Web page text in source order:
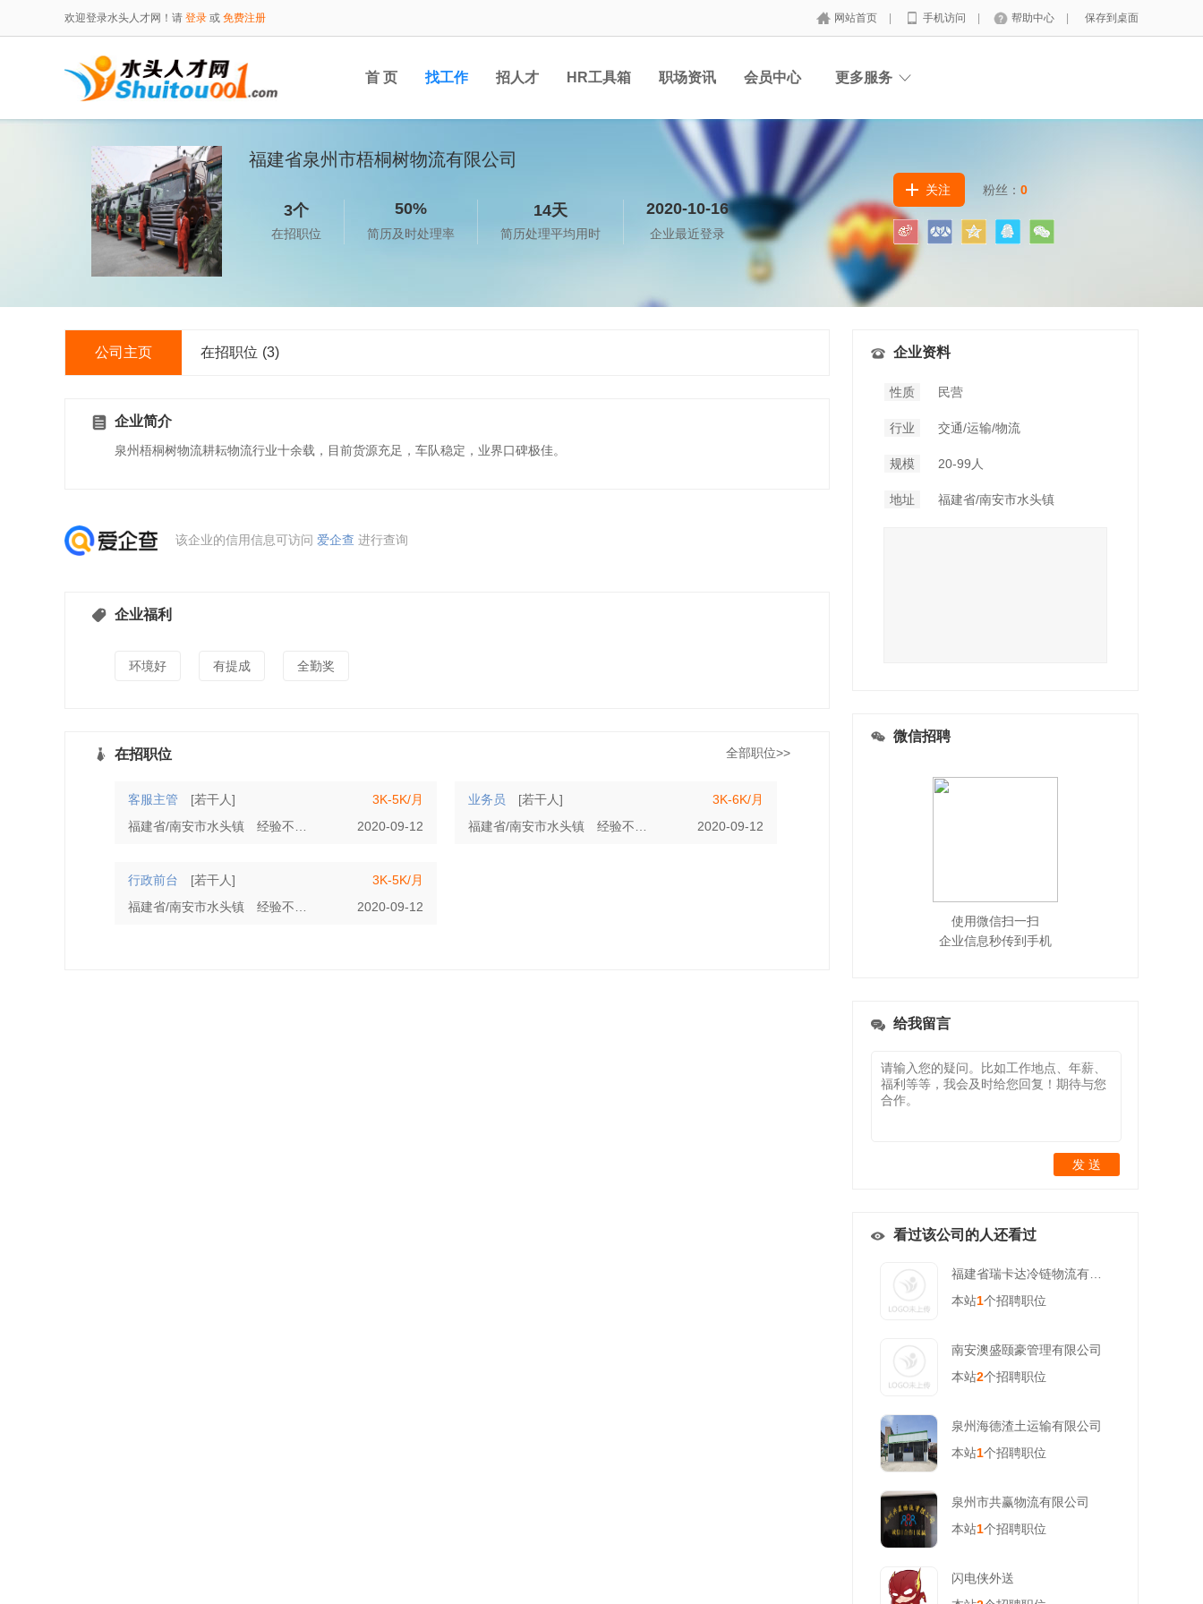
欢迎登录水头人才网！请 登录 或 免费注册 网站首页 手机访问 帮助中心 保存到桌面
首 页 找工作 招人才 HR工具箱 职场资讯 会员中心 更多服务
福建省泉州市梧桐树物流有限公司
3个
在招职位
50%
简历及时处理率
14天
简历处理平均用时
2020-10-16
企业最近登录
关注 粉丝： 0
公司主页 在招职位 (3)
企业简介
泉州梧桐树物流耕耘物流行业十余载，目前货源充足，车队稳定，业界口碑极佳。
该企业的信用信息可访问 爱企查 进行查询
企业福利
环境好 有提成 全勤奖
在招职位 全部职位>>
客服主管 [若干人]
3K-5K/月
福建省/南安市水头镇
经验不限 学历不限2020-09-12
业务员 [若干人]
3K-6K/月
福建省/南安市水头镇
经验不限 学历不限2020-09-12
行政前台 [若干人]
3K-5K/月
福建省/南安市水头镇
经验不限 学历不限2020-09-12
企业资料
性质 民营
行业 交通/运输/物流
规模 20-99人
地址 福建省/南安市水头镇
微信招聘
使用微信扫一扫
企业信息秒传到手机
给我留言
发 送
看过该公司的人还看过
本站1个招聘职位
南安澳盛颐豪管理有限公司
本站2个招聘职位
泉州海德渣土运输有限公司
本站1个招聘职位
泉州市共赢物流有限公司
本站1个招聘职位
闪电侠外送